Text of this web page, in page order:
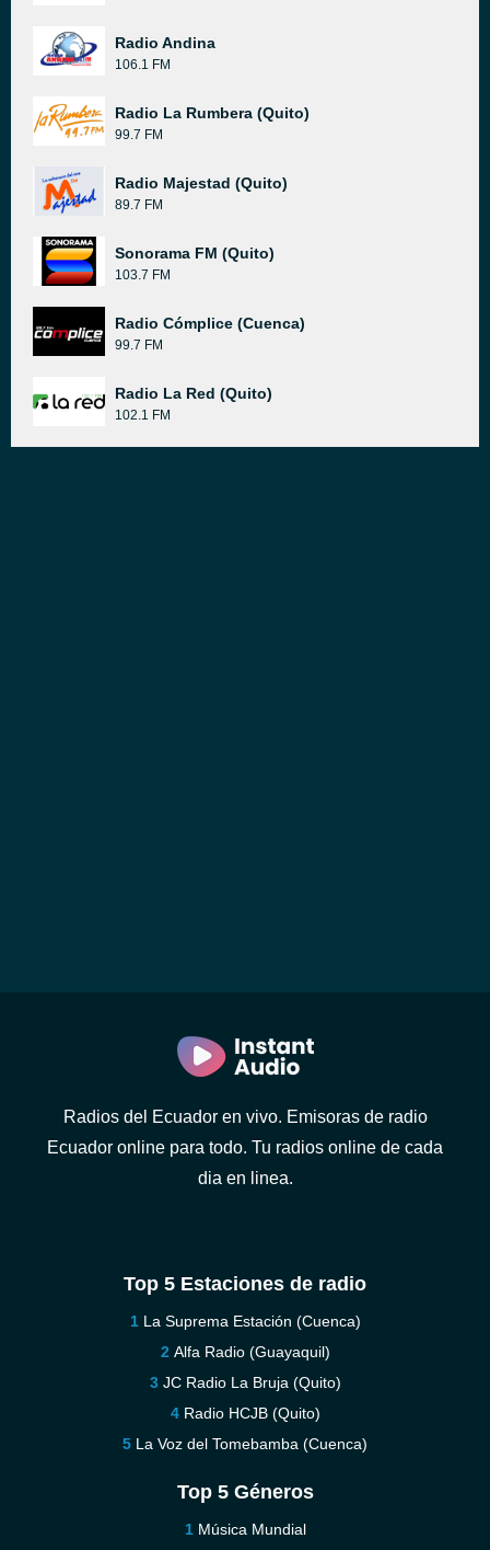
Radio Andina
106.1 FM
Radio La Rumbera (Quito)
99.7 FM
Radio Majestad (Quito)
89.7 FM
Sonorama FM (Quito)
103.7 FM
Radio Cómplice (Cuenca)
99.7 FM
Radio La Red (Quito)
102.1 FM
Radios del Ecuador en vivo. Emisoras de radio
Ecuador online para todo. Tu radios online de cada
dia en linea.
Top 5 Estaciones de radio
La Suprema Estación (Cuenca)
Alfa Radio (Guayaquil)
JC Radio La Bruja (Quito)
Radio HCJB (Quito)
La Voz del Tomebamba (Cuenca)
Top 5 Géneros
Música Mundial